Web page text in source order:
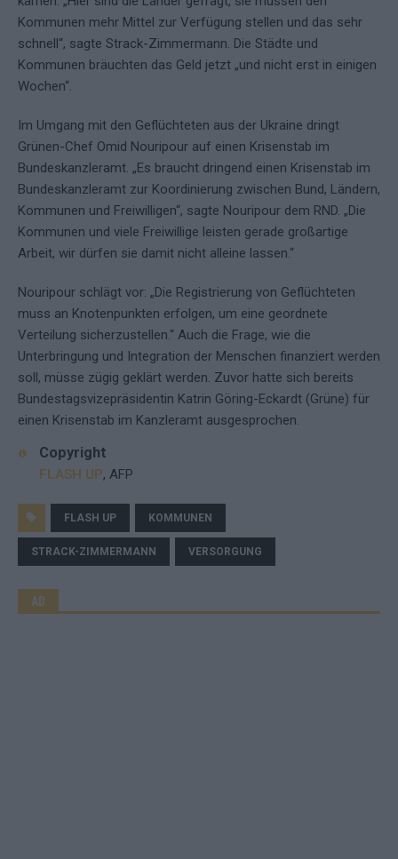
Kommunen mehr Mittel zur Verfügung stellen und das sehr
schnell“, sagte Strack-Zimmermann. Die Städte und
Kommunen bräuchten das Geld jetzt „und nicht erst in einigen
Wochen“.
Im Umgang mit den Geflüchteten aus der Ukraine dringt
Grünen-Chef Omid Nouripour auf einen Krisenstab im
Bundeskanzleramt. „Es braucht dringend einen Krisenstab im
Bundeskanzleramt zur Koordinierung zwischen Bund, Ländern,
Kommunen und Freiwilligen“, sagte Nouripour dem RND. „Die
Kommunen und viele Freiwillige leisten gerade großartige
Arbeit, wir dürfen sie damit nicht alleine lassen.“
Nouripour schlägt vor: „Die Registrierung von Geflüchteten
muss an Knotenpunkten erfolgen, um eine geordnete
Verteilung sicherzustellen.“ Auch die Frage, wie die
Unterbringung und Integration der Menschen finanziert werden
soll, müsse zügig geklärt werden. Zuvor hatte sich bereits
Bundestagsvizepräsidentin Katrin Göring-Eckardt (Grüne) für
einen Krisenstab im Kanzleramt ausgesprochen.
Copyright
FLASH UP, AFP
FLASH UP KOMMUNEN
STRACK-ZIMMERMANN VERSORGUNG
AD